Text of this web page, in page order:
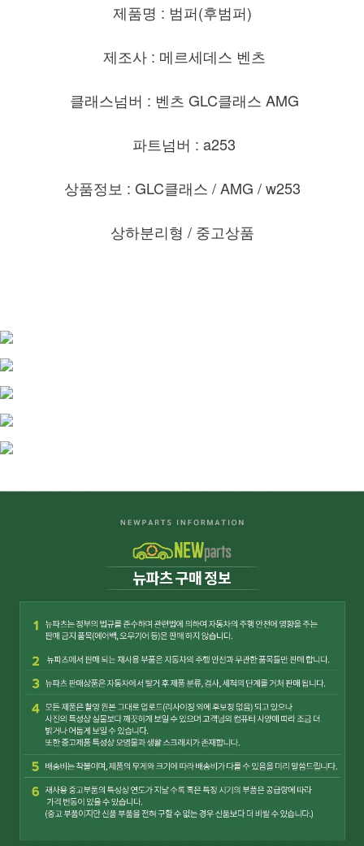
제품명 : 범퍼(후범퍼)
제조사 : 메르세데스 벤츠
클래스넘버 : 벤츠 GLC클래스 AMG
파트넘버 : a253
상품정보 : GLC클래스 / AMG / w253
상하분리형 / 중고상품